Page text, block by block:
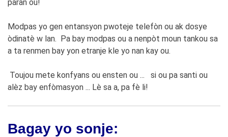
paran ou!
Modpas yo gen entansyon pwoteje telefòn ou ak dosye
òdinatè w lan. Pa bay modpas ou a nenpòt moun tankou sa
a ta renmen bay yon etranje kle yo nan kay ou.
Toujou mete konfyans ou ensten ou ... si ou pa santi ou
alèz bay enfòmasyon ... Lè sa a, pa fè li!
Bagay yo sonje: